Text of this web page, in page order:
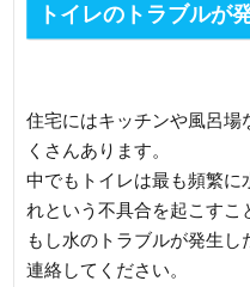
トイレのトラブルが
住宅にはキッチンや風呂場
くさんあります。
中でもトイレは最も頻繁
れという不具合を起こすこ
もし水のトラブルが発生
連絡してください。